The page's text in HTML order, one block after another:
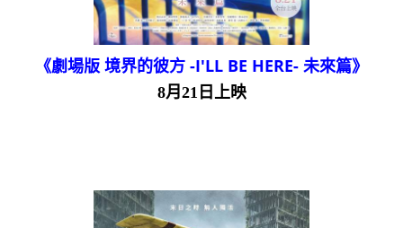
《劇場版 境界的彼方 -I'LL BE HERE- 未來篇》
8月21日上映